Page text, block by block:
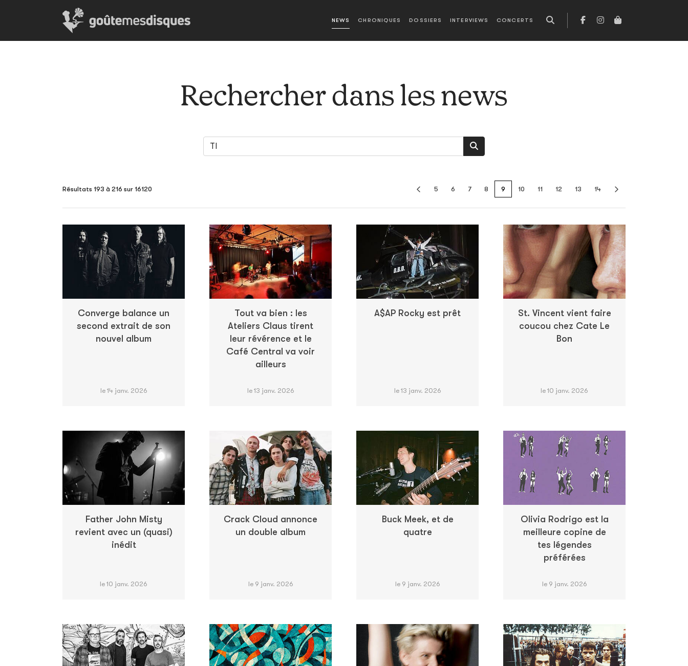
NEWS CHRONIQUES DOSSIERS INTERVIEWS CONCERTS
Rechercher dans les news
Résultats 193 à 216 sur 16120 5 6 7 8 9 10 11 12 13 14
Converge balance un
second extrait de son
nouvel album
le 14 janv. 2026
Tout va bien : les
Ateliers Claus tirent
leur révérence et le
Café Central va voir
ailleurs
le 13 janv. 2026
A$AP Rocky est prêt
le 13 janv. 2026
St. Vincent vient faire
coucou chez Cate Le
Bon
le 10 janv. 2026
Father John Misty
revient avec un (quasi)
inédit
le 10 janv. 2026
Crack Cloud annonce
un double album
le 9 janv. 2026
Buck Meek, et de
quatre
le 9 janv. 2026
Olivia Rodrigo est la
meilleure copine de
tes légendes
préférées
le 9 janv. 2026